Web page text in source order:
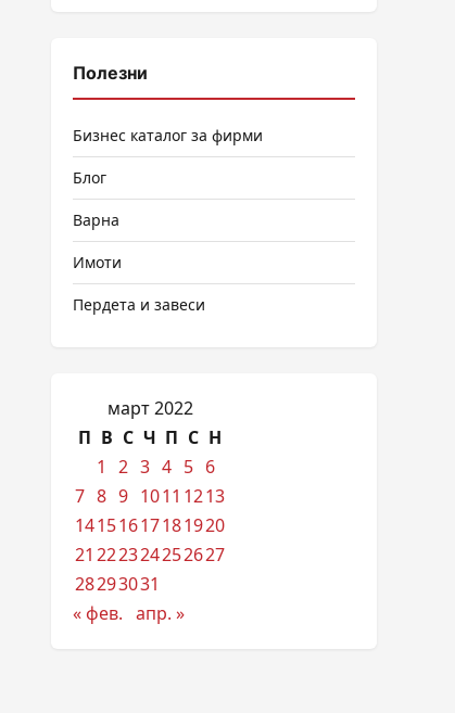
Полезни
Бизнес каталог за фирми
Блог
Варна
Имоти
Пердета и завеси
март 2022
П В С Ч П С Н
1
2 3 4 5 6
7 8 9 1011 1213
14151617181920
21 222324252627
28293031
« фев. апр. »